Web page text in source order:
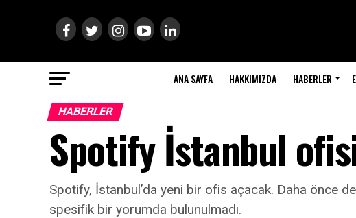
ANA SAYFA HAKKIMIZDA HABERLER
HABERLER
Spotify İstanbul
Spotify, İstanbul’da yeni bir ofis açacak. Daha önce
spesifik bir yorumda bulunulmadı.